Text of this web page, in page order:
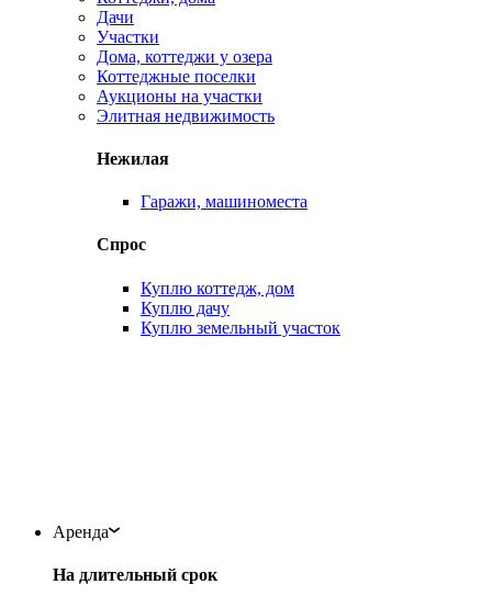
Дачи
Участки
Дома, коттеджи у озера
Коттеджные поселки
Аукционы на участки
Элитная недвижимость
Нежилая
Гаражи, машиноместа
Спрос
Куплю коттедж, дом
Куплю дачу
Куплю земельный участок
Аренда
На длительный срок